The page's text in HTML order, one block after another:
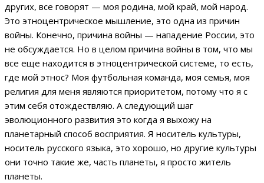
других, все говорят — моя родина, мой край, мой народ.
Это этноцентрическое мышление, это одна из причин
войны. Конечно, причина войны — нападение России, это
не обсуждается. Но в целом причина войны в том, что мы
все еще находится в этноцентрической системе, то есть,
где мой этнос? Моя футбольная команда, моя семья, моя
религия для меня являются приоритетом, потому что я с
этим себя отождествляю. А следующий шаг
эволюционного развития это когда я выхожу на
планетарный способ восприятия. Я носитель культуры,
носитель русского языка, это хорошо, но другие культуры
они точно такие же, часть планеты, я просто житель
планеты.